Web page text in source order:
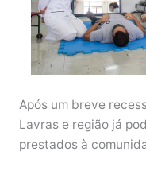
Após um breve
Lavras e região já
prestados à